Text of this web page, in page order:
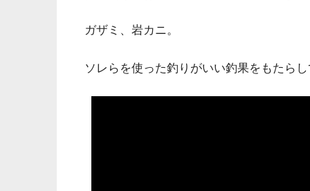
ガザミ、岩カニ。
ソレらを使った釣りがいい釣果をもたら